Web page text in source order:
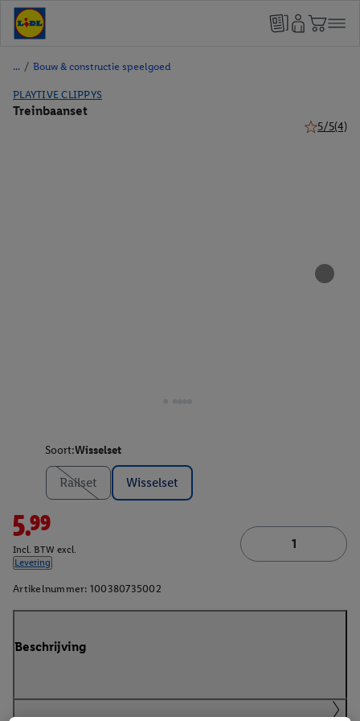
/ Bouw & constructie speelgoed
PLAYTIVE CLIPPYS
Treinbaanset
5/5(4)
Soort:Wisselset
Railset Wisselset
5.99
Incl. BTW excl.
Levering
Artikelnummer: 100380735002
Beschrijving